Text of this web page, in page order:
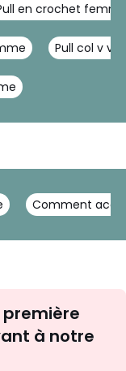
en crochet
Pull col v
Comment
première
à notre